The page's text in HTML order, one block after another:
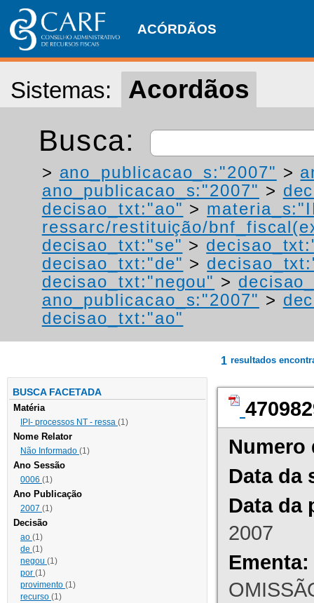
ACÓRDÃOS
Sistemas: Acordãos
Busca:
> ano_publicacao_s:"2007" >
ano_publicacao_s:"2007" >
decisao_txt:"ao" >
ressarc/restituição/
decisao_txt:"se" >
decisao_txt:"de" >
decisao_txt:"negou" >
ano_publicacao_s:"2007" >
decisao_txt:"ao"
BUSCA FACETADA
Matéria
IPI- processos NT - ressa (1)
Nome Relator
Não Informado (1)
Ano Sessão
0006 (1)
Ano Publicação
2007 (1)
Decisão
ao (1)
de (1)
negou (1)
por (1)
provimento (1)
recurso (1)
1 resultados
Numero
Data da
Data da
2007
Ementa: